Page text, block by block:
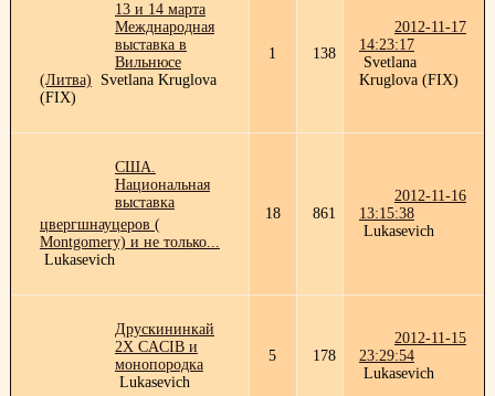
13 и 14 марта
Межднародная
выставка в
Вильнюсе
(Литва)
Svetlana Kruglova
(FIX)
1 138
2012-11-17
14:23:17
Svetlana
Kruglova (FIX)
США.
Национальная
выставка
цвергшнауцеров (
Montgomery) и не только...
Lukasevich
18 861
2012-11-16
13:15:38
Lukasevich
Друскининкай
2Х CACIB и
монопородка
Lukasevich
5 178
2012-11-15
23:29:54
Lukasevich